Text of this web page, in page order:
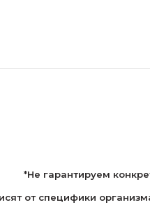
*Не гарантируем
от специфики